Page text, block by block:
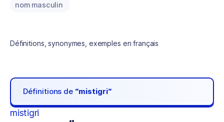
nom masculin
Définitions, synonymes, exemples en français
Définitions de “mistigri“
mistigri